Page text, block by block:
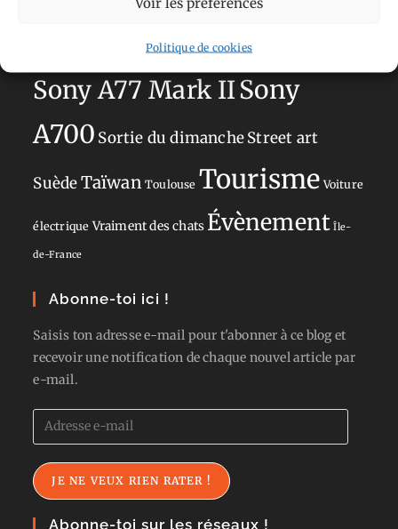
Politique de cookies
Paris
Sans adresseSavoie
Sony A77 Mark IISony
A700 Sortie du dimancheStreet art
SuèdeTaïwan Toulouse Tourisme Voiture
électrique Vraiment des chats Évènement Île-
de-France
Abonne-toi ici !
Saisis ton adresse e-mail pour t'abonner à ce blog et
recevoir une notification de chaque nouvel article par
e-mail.
Adresse
e-
mail
JE NE VEUX RIEN RATER !
Abonne-toi sur les réseaux !